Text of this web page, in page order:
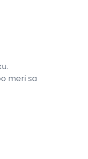
meri sa